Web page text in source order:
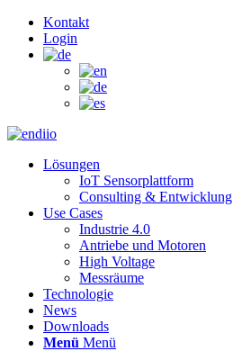
Kontakt
Login
Lösungen
IoT Sensorplattform
Consulting & Entwicklung
Use Cases
Industrie 4.0
Antriebe und Motoren
High Voltage
Messräume
Technologie
News
Downloads
Menü Menü